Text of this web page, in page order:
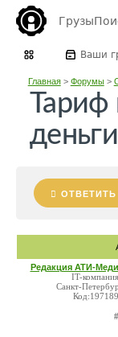
Грузы
Ваши
Главная> Форумы>
Тариф
ОТВЕТИТЬ
Редакция АТИ-
IT-компания ,
Санкт-